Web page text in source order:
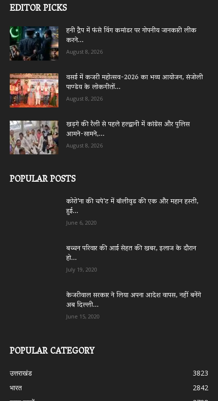
EDITOR PICKS
हनी ट्रैप में फंसे विंग कमांडर पर गोपनीय जानकारी लीक
करने...
August 8, 2026
वसई में कजरी महोत्सव-2026 का भव्य आयोजन, संजोली
पाण्डेय के लोकगीतों...
August 8, 2026
खड़गे की रैली से पहले हल्द्वानी में कांग्रेस और पुलिस
आमने-सामने,...
August 8, 2026
POPULAR POSTS
कोरो’ना की चपे’ट में बॉलीवुड की एक और महान हस्ती,
हुई...
June 6, 2020
बच्चन परिवार की आई सेहत की खबर, इलाज के दौरान
हो...
July 19, 2020
केजरीवाल सरकार ने लिया अपना आदेश वापस, नहीं बनेंगे
अब दिल्ली...
June 15, 2020
POPULAR CATEGORY
उत्तराखंड
3823
भारत
2842